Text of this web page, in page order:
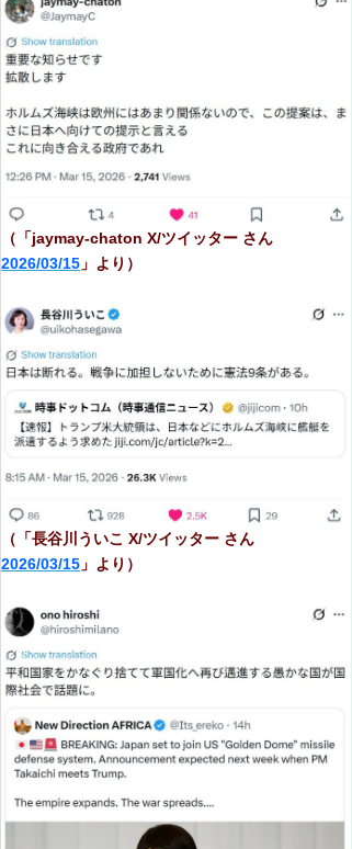
（「jaymay-chaton X/ツイッター さん
2026/03/15 」より）
（「長谷川ういこ X/ツイッター さん
2026/03/15 」より）